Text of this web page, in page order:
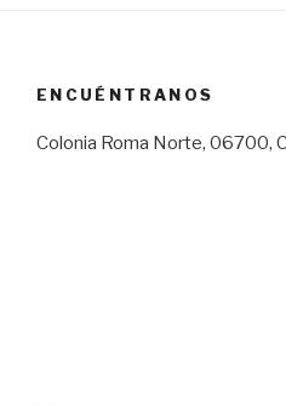
ENCUÉNTRANOS
Colonia Roma Norte, 06700,